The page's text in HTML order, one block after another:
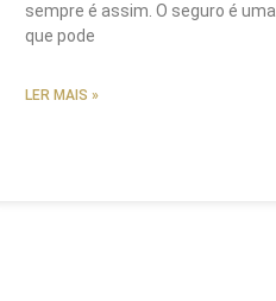
sempre é assim. O seguro é
que pode
LER MAIS »